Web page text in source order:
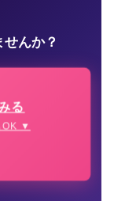
んか？
る
OK ▼